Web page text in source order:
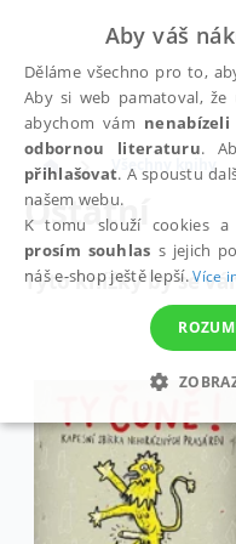
Všechny knihy
Ostatní
Tyto knížky by se
Aby váš
Děláme všechno pro to,
Aby si web pamatoval, že
abychom vám
odbornou literaturu.
přihlašovat. A spoustu
našem webu.
K tomu slouží cookies a
prosím souhlas s jejich
náš e-shop ještě lepší.Více
NEZBYTNÉ
FUNKČNÍ